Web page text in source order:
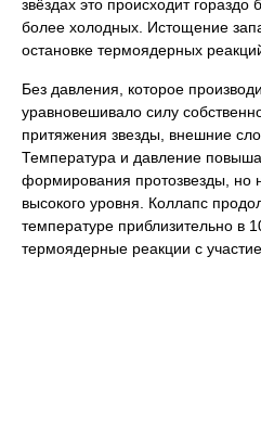
звёздах это происходит
более холодных. Истощение
остановке термоядерных
Без давления, которое
уравновешивало силу
притяжения звезды, внешние
Температура и давление
формирования протозвезды, но
высокого уровня. Коллапс
температуре приблизительно в
термоядерные реакции с